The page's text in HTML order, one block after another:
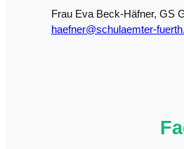
Frau Eva Beck-Häfner, GS
haefner@schulaemter-